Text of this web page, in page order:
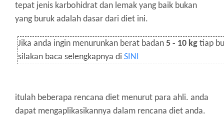
tepat jenis karbohidrat dan lemak yang baik bukan
yang buruk adalah dasar dari diet ini.
Jika anda ingin menurunkan berat badan 5 - 10 kg tiap
silakan baca selengkapnya di SINI
itulah beberapa rencana diet menurut para ahli. anda
dapat mengaplikasikannya dalam rencana diet anda.